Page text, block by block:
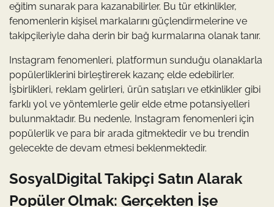
eğitim sunarak para kazanabilirler. Bu tür etkinlikler,
fenomenlerin kişisel markalarını güçlendirmelerine ve
takipçileriyle daha derin bir bağ kurmalarına olanak tanır.
Instagram fenomenleri, platformun sunduğu olanaklarla
popülerliklerini birleştirerek kazanç elde edebilirler.
İşbirlikleri, reklam gelirleri, ürün satışları ve etkinlikler gibi
farklı yol ve yöntemlerle gelir elde etme potansiyelleri
bulunmaktadır. Bu nedenle, Instagram fenomenleri için
popülerlik ve para bir arada gitmektedir ve bu trendin
gelecekte de devam etmesi beklenmektedir.
SosyalDigital Takipçi Satın Alarak
Popüler Olmak: Gerçekten İşe